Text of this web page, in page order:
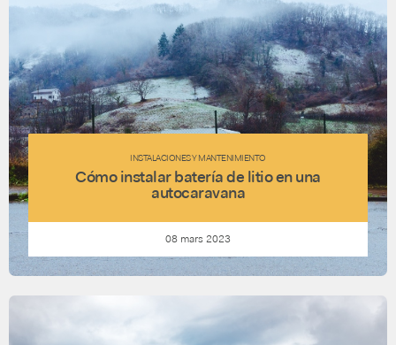
INSTALACIONES Y MANTENIMIENTO
Cómo instalar batería de litio en una
autocaravana
08 mars 2023